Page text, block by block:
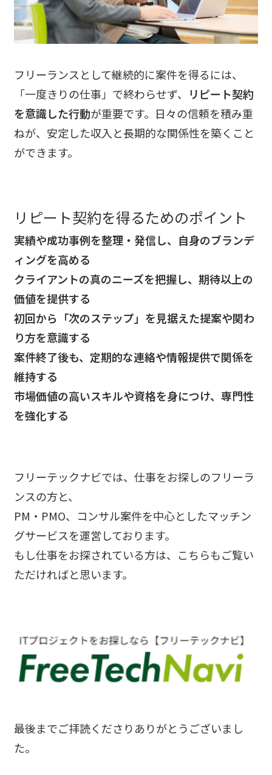
フリーランスとして継続的に案件を得るには、
「一度きりの仕事」で終わらせず、
リピート契約
を意識した行動が重要です。日々の信頼を積み重
ねが、安定した収入と長期的な関係性を築くこと
ができます。
リピート契約を得るためのポイント
実績や成功事例を整理・発信し、自身のブランデ
ィングを高める
クライアントの真のニーズを把握し、期待以上の
価値を提供する
初回から「次のステップ」を見据えた提案や関わ
り方を意識する
案件終了後も、定期的な連絡や情報提供で関係を
維持する
市場価値の高いスキルや資格を身につけ、専門性
を強化する
フリーテックナビでは、仕事をお探しのフリーラ
ンスの方と、
PM・PMO、コンサル案件を中心としたマッチン
グサービスを運営しております。
もし仕事をお探されている方は、こちらもご覧い
ただければと思います。
最後までご拝読くださりありがとうございまし
た。